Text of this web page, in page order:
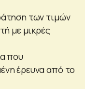
των τιμών
με μικρές
που
έρευνα από το